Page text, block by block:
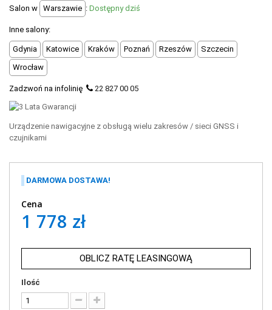
Salon w Warszawie : Dostępny dziś
Inne salony:
Gdynia Katowice Kraków Poznań Rzeszów
Szczecin
Wrocław
Zadzwoń na infolinię 22 827 00 05
Urządzenie nawigacyjne z obsługą wielu zakresów / sieci GNSS i
czujnikami
DARMOWA DOSTAWA!
Cena
1 778 zł
OBLICZ RATĘ LEASINGOWĄ
Ilość